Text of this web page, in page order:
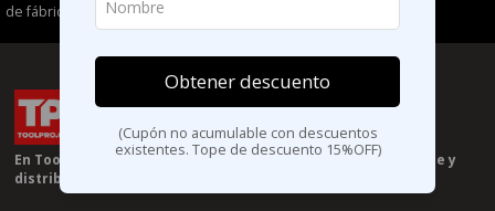
de fábrica y despacho a todo el país.
En Toolpro.cl somos especilistas en herramientas Milwaukee y
distribuidores autorizados de la marca en chile 🧰🤝
Obtener descuento
(Cupón no acumulable con descuentos
existentes. Tope de descuento 15%OFF)